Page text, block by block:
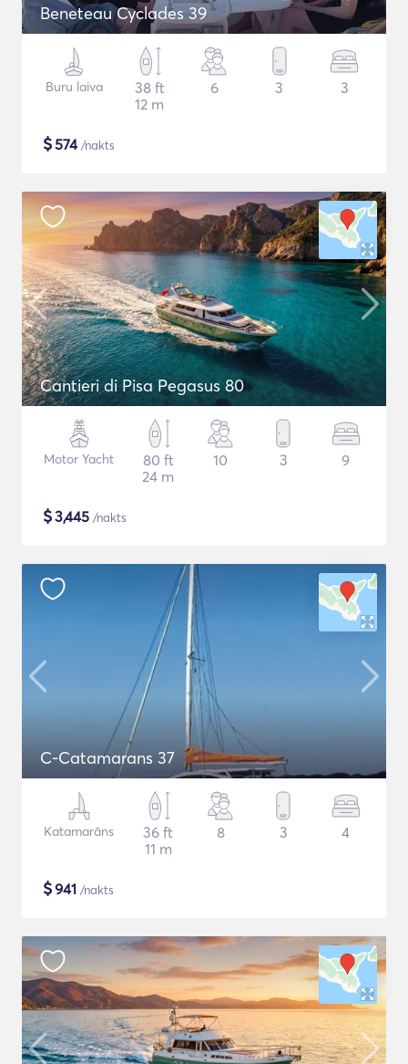
Beneteau Cyclades 39
Buru laiva
38 ft
12 m
6 3 3
$574/nakts
Cantieri di Pisa Pegasus 80
Motor Yacht
80 ft
24 m
10 3 9
$3,445 /nakts
C-Catamarans 37
Katamarāns
36 ft
11 m
8 3 4
$941 /nakts